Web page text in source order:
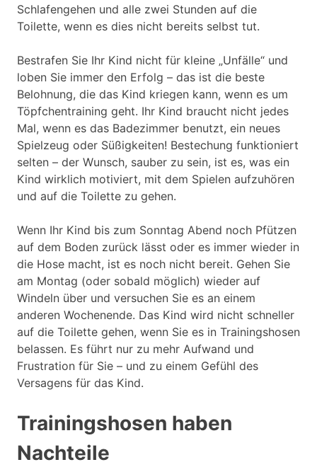
Schlafengehen und alle zwei Stunden auf die
Toilette, wenn es dies nicht bereits selbst tut.
Bestrafen Sie Ihr Kind nicht für kleine „Unfälle“ und
loben Sie immer den Erfolg – das ist die beste
Belohnung, die das Kind kriegen kann, wenn es um
Töpfchentraining geht. Ihr Kind braucht nicht jedes
Mal, wenn es das Badezimmer benutzt, ein neues
Spielzeug oder Süßigkeiten! Bestechung funktioniert
selten – der Wunsch, sauber zu sein, ist es, was ein
Kind wirklich motiviert, mit dem Spielen aufzuhören
und auf die Toilette zu gehen.
Wenn Ihr Kind bis zum Sonntag Abend noch Pfützen
auf dem Boden zurück lässt oder es immer wieder in
die Hose macht, ist es noch nicht bereit. Gehen Sie
am Montag (oder sobald möglich) wieder auf
Windeln über und versuchen Sie es an einem
anderen Wochenende. Das Kind wird nicht schneller
auf die Toilette gehen, wenn Sie es in Trainingshosen
belassen. Es führt nur zu mehr Aufwand und
Frustration für Sie – und zu einem Gefühl des
Versagens für das Kind.
Trainingshosen haben
Nachteile